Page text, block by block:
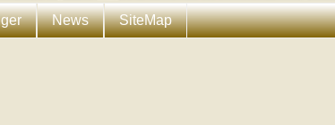
News SiteMap